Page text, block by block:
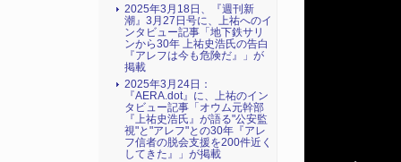
2025年3月18日、『週刊新
潮』3月27日号に、上祐へのイ
ンタビュー記事「地下鉄サリ
ンから30年 上祐史浩氏の告白
『アレフは今も危険だ』」が
掲載
2025年3月24日：
『AERA.dot』に、上祐のイン
タビュー記事「オウム元幹部
『上祐史浩氏』が語る"公安監
視"と"アレフ"との30年『アレ
フ信者の脱会支援を200件近く
してきた』」が掲載